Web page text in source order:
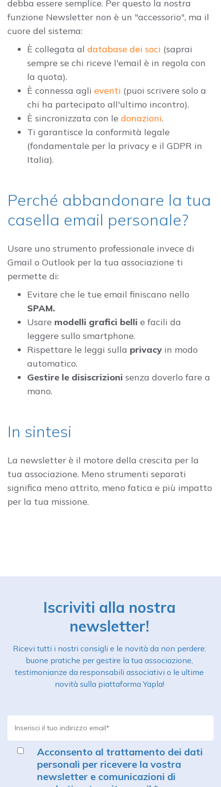
debba essere semplice. Per questo la nostra
funzione Newsletter non è un "accessorio", ma il
cuore del sistema:
È collegata al database dei soci (saprai
sempre se chi riceve l'email è in regola con
la quota).
È connessa agli eventi (puoi scrivere solo a
chi ha partecipato all'ultimo incontro).
È sincronizzata con le donazioni.
Ti garantisce la conformità legale
(fondamentale per la privacy e il GDPR in
Italia).
Perché abbandonare la tua
casella email personale?
Usare uno strumento professionale invece di
Gmail o Outlook per la tua associazione ti
permette di:
Evitare che le tue email finiscano nello
SPAM.
Usare modelli grafici belli e facili da
leggere sullo smartphone.
Rispettare le leggi sulla privacy in modo
automatico.
Gestire le disiscrizioni senza doverlo fare a
mano.
In sintesi
La newsletter è il motore della crescita per la
tua associazione. Meno strumenti separati
significa meno attrito, meno fatica e più impatto
per la tua missione.
Iscriviti alla nostra
newsletter!
Ricevi tutti i nostri consigli e le novità da non perdere:
buone pratiche per gestire la tua associazione,
testimonianze da responsabili associativi o le ultime
novità sulla piattaforma Yapla!
Acconsento al trattamento dei dati
personali per ricevere la vostra
newsletter e comunicazioni di